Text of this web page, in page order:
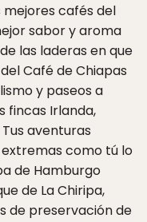
mejores cafés del
sabor y aroma
las laderas en que
Café de Chiapas
y paseos a
fincas Irlanda,
aventuras
como tú lo
de Hamburgo
de La Chiripa,
de preservación de